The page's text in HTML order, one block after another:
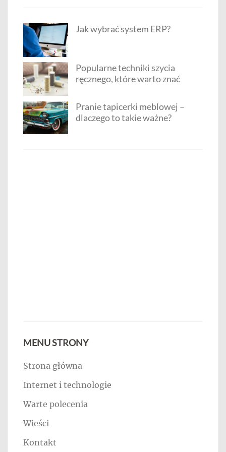
Jak wybrać system ERP?
Popularne techniki szycia
ręcznego, które warto znać
Pranie tapicerki meblowej –
dlaczego to takie ważne?
MENU STRONY
Strona główna
Internet i technologie
Warte polecenia
Wieści
Kontakt